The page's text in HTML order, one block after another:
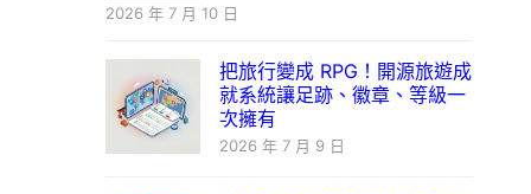
2026 年 7 月 10 日
把旅行變成 RPG！開源旅遊成
就系統讓足跡、徽章、等級一
次擁有
2026 年 7 月 9 日